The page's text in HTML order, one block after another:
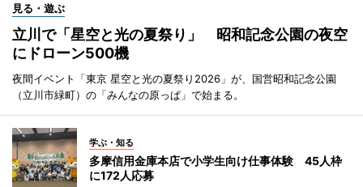
見る・遊ぶ
立川で「星空と光の夏祭り」 昭和記念公園の夜空
にドローン500機
夜間イベント「東京 星空と光の夏祭り2026」が、国営昭和記念公園
（立川市緑町）の「みんなの原っぱ」で始まる。
学ぶ・知る
多摩信用金庫本店で小学生向け仕事体験 45人枠
に172人応募